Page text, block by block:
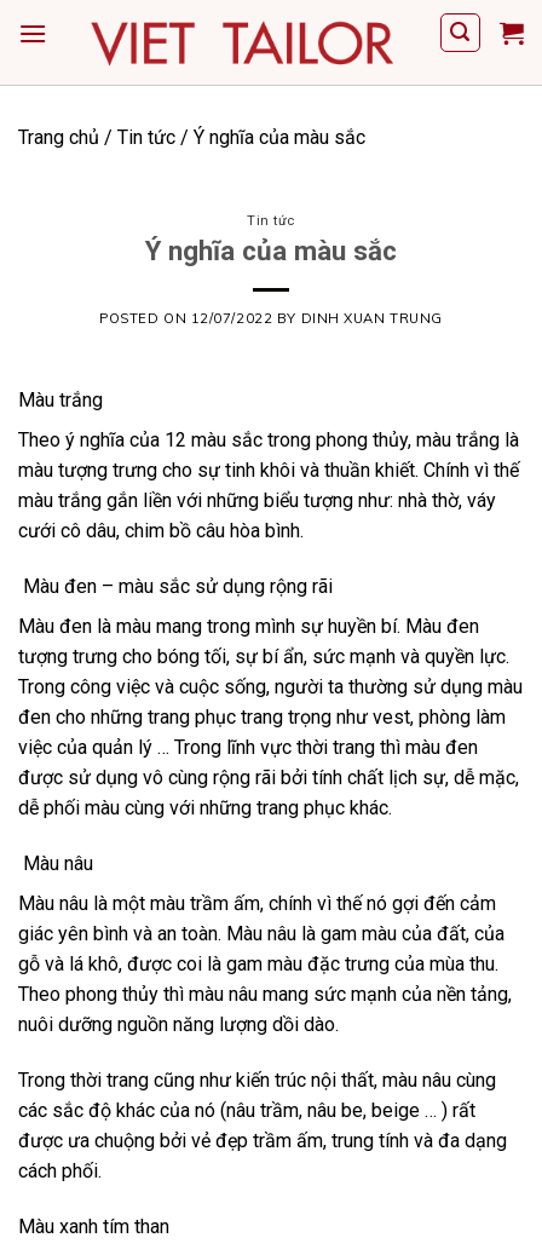
Trang chủ / Tin tức / Ý nghĩa của màu sắc
Tin tức
Ý nghĩa của màu sắc
POSTED ON 12/07/2022 BY DINH XUAN TRUNG
Màu trắng
Theo ý nghĩa của 12 màu sắc trong phong thủy, màu trắng là
màu tượng trưng cho sự tinh khôi và thuần khiết. Chính vì thế
màu trắng gắn liền với những biểu tượng như: nhà thờ, váy
cưới cô dâu, chim bồ câu hòa bình.
Màu đen – màu sắc sử dụng rộng rãi
Màu đen là màu mang trong mình sự huyền bí. Màu đen
tượng trưng cho bóng tối, sự bí ẩn, sức mạnh và quyền lực.
Trong công việc và cuộc sống, người ta thường sử dụng màu
đen cho những trang phục trang trọng như vest, phòng làm
việc của quản lý … Trong lĩnh vực thời trang thì màu đen
được sử dụng vô cùng rộng rãi bởi tính chất lịch sự, dễ mặc,
dễ phối màu cùng với những trang phục khác.
Màu nâu
Màu nâu là một màu trầm ấm, chính vì thế nó gợi đến cảm
giác yên bình và an toàn. Màu nâu là gam màu của đất, của
gỗ và lá khô, được coi là gam màu đặc trưng của mùa thu.
Theo phong thủy thì màu nâu mang sức mạnh của nền tảng,
nuôi dưỡng nguồn năng lượng dồi dào.
Trong thời trang cũng như kiến trúc nội thất, màu nâu cùng
các sắc độ khác của nó (nâu trầm, nâu be, beige … ) rất
được ưa chuộng bởi vẻ đẹp trầm ấm, trung tính và đa dạng
cách phối.
Màu xanh tím than